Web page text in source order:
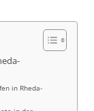
in Rheda-